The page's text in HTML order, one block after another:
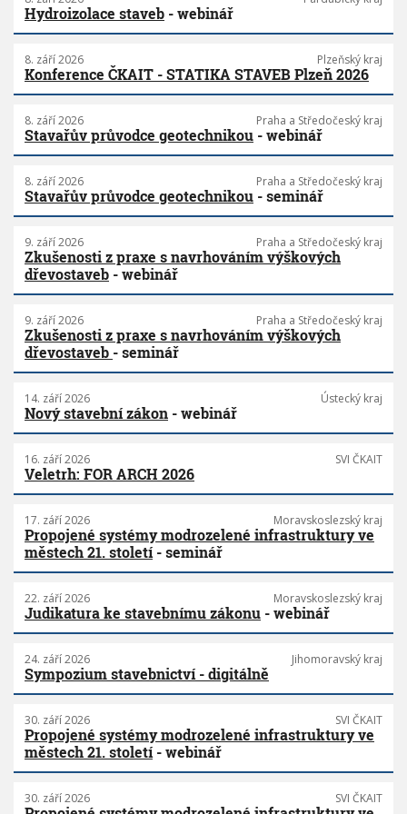
Hydroizolace staveb - webinář
8. září 2026 Plzeňský kraj
Konference ČKAIT - STATIKA STAVEB Plzeň 2026
8. září 2026 Praha a Středočeský kraj
Stavařův průvodce geotechnikou - webinář
8. září 2026 Praha a Středočeský kraj
Stavařův průvodce geotechnikou - seminář
9. září 2026 Praha a Středočeský kraj
Zkušenosti z praxe s navrhováním výškových
dřevostaveb - webinář
9. září 2026 Praha a Středočeský kraj
Zkušenosti z praxe s navrhováním výškových
dřevostaveb - seminář
14. září 2026 Ústecký kraj
Nový stavební zákon - webinář
16. září 2026 SVI ČKAIT
Veletrh: FOR ARCH 2026
17. září 2026 Moravskoslezský kraj
Propojené systémy modrozelené infrastruktury ve
městech 21. století- seminář
22. září 2026 Moravskoslezský kraj
Judikatura ke stavebnímu zákonu - webinář
24. září 2026 Jihomoravský kraj
Sympozium stavebnictví - digitálně
30. září 2026 SVI ČKAIT
Propojené systémy modrozelené infrastruktury ve
městech 21. století- webinář
30. září 2026 SVI ČKAIT